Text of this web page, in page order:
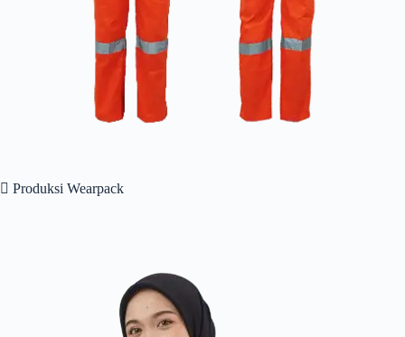
 Produksi Wearpack